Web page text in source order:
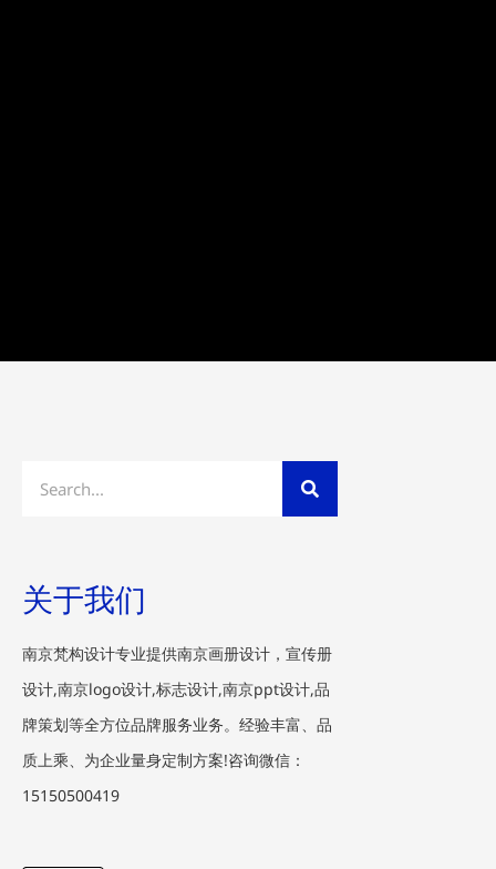
Search
关于我们
南京梵构设计专业提供南京画册设计，宣传册
设计,南京logo设计,标志设计,南京ppt设计,品
牌策划等全方位品牌服务业务。经验丰富、品
质上乘、为企业量身定制方案!咨询微信：
15150500419